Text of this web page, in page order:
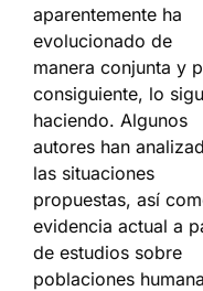
aparentemente ha
evolucionado de
manera conjunta y
consiguiente, lo
haciendo. Algunos
autores han
las situaciones
propuestas, así
evidencia actual a
de estudios sobre
poblaciones